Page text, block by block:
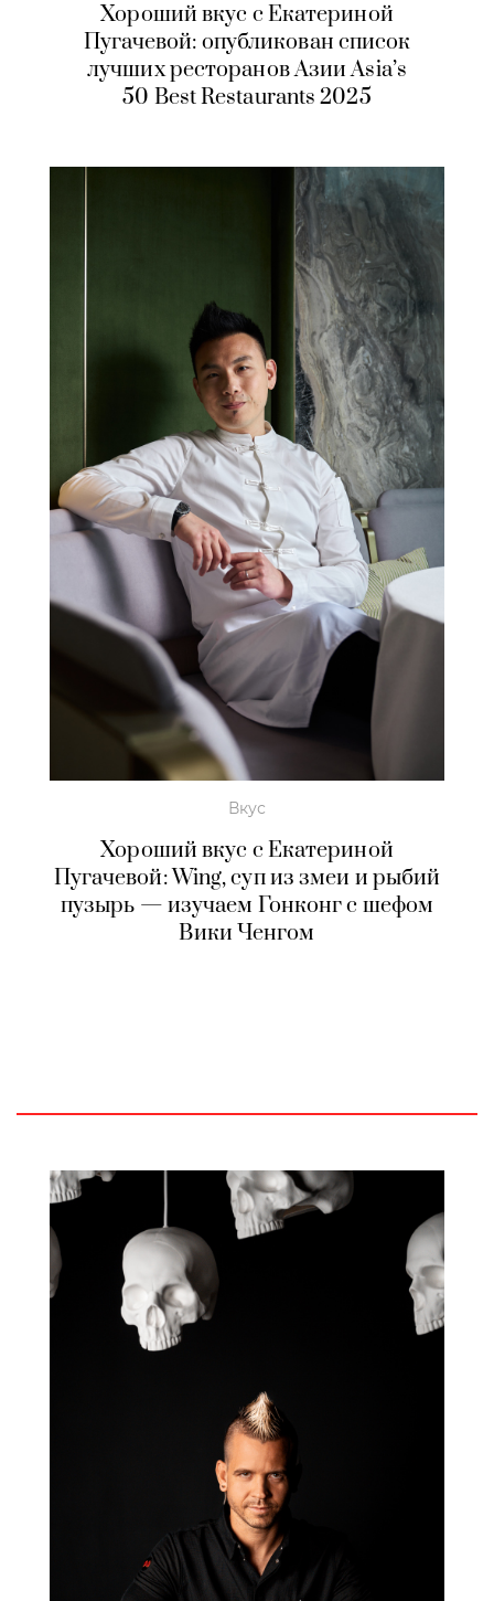
Хороший вкус с Екатериной
Пугачевой: опубликован список
лучших ресторанов Азии Asia’s
50 Best Restaurants 2025
Вкус
Хороший вкус с Екатериной
Пугачевой: Wing, суп из змеи и рыбий
пузырь — изучаем Гонконг с шефом
Вики Ченгом